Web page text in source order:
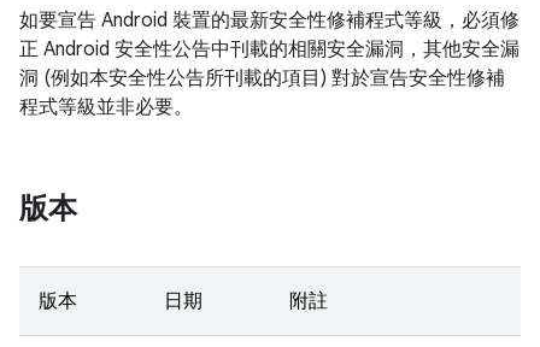
如要宣告 Android 裝置的最新安全性修補程式等級，必須修
正 Android 安全性公告中刊載的相關安全漏洞，其他安全漏
洞 (例如本安全性公告所刊載的項目) 對於宣告安全性修補
程式等級並非必要。
版本
版本 日期 附註